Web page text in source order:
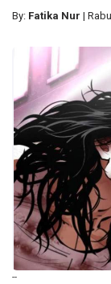
By: Fatika Nur | Rabu
--